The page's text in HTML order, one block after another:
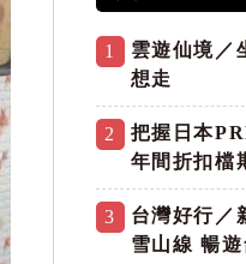
1
雲遊仙境／
想走
2
把握日本
年間折扣檔
3
台灣好行／
雪山線 暢遊